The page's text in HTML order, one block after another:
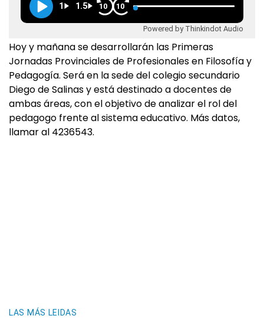
1 1.5 10 10
Powered by Thinkindot Audio
Hoy y mañana se desarrollarán las Primeras
Jornadas Provinciales de Profesionales en Filosofía y
Pedagogía. Será en la sede del colegio secundario
Diego de Salinas y está destinado a docentes de
ambas áreas, con el objetivo de analizar el rol del
pedagogo frente al sistema educativo. Más datos,
llamar al 4236543.
LAS MÁS LEIDAS